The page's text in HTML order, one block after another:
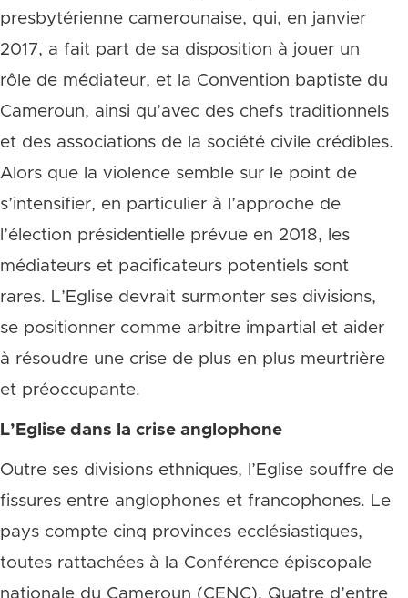
presbytérienne camerounaise, qui, en janvier
2017, a fait part de sa disposition à jouer un
rôle de médiateur, et la Convention baptiste du
Cameroun, ainsi qu’avec des chefs traditionnels
et des associations de la société civile crédibles.
Alors que la violence semble sur le point de
s’intensifier, en particulier à l’approche de
l’élection présidentielle prévue en 2018, les
médiateurs et pacificateurs potentiels sont
rares. L’Eglise devrait surmonter ses divisions,
se positionner comme arbitre impartial et aider
à résoudre une crise de plus en plus meurtrière
et préoccupante.
L’Eglise dans la crise anglophone
Outre ses divisions ethniques, l’Eglise souffre de
fissures entre anglophones et francophones. Le
pays compte cinq provinces ecclésiastiques,
toutes rattachées à la Conférence épiscopale
nationale du Cameroun (CENC). Quatre d’entre